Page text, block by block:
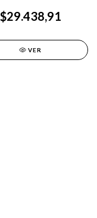
$29.438,91
VER